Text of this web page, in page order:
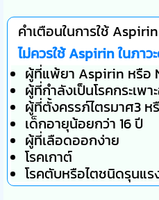
คำเตือนในการใช้ Aspirin
ไม่ควรใช้ Aspirin ในภาว
ผู้ที่แพ้ยา Aspirin หรือ
ผู้ที่กำลังเป็นโรคกระเพา
ผู้ที่ตั้งครรภ์ไตรมาศ3 ห
เด็กอายุน้อยกว่า 16 ปี
ผู้ที่เลือดออกง่าย
โรคเกาต์
โรคตับหรือไตชนิดรุนแร